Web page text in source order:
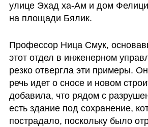
улице Эхад ха-Ам и дом
на площади Бялик.
Профессор Ница Смук,
этот отдел в инженерном
резко отвергла эти примеры.
речь идет о сносе и новом
добавила, что рядом с
есть здание под сохранение,
пострадало, поскольку было